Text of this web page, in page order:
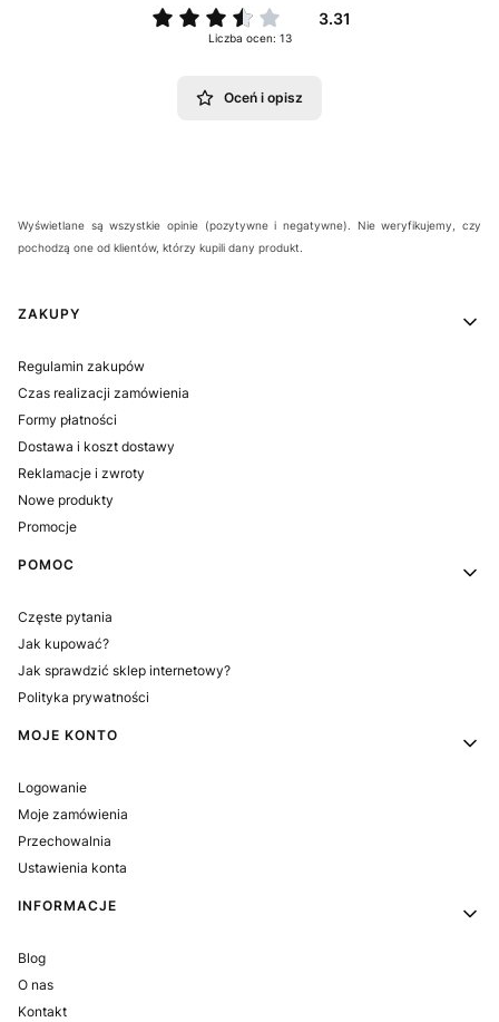
3.31
Liczba ocen: 13
Oceń i opisz
Wyświetlane są wszystkie opinie (pozytywne i negatywne). Nie weryfikujemy, czy
pochodzą one od klientów, którzy kupili dany produkt.
Linki w stopce
ZAKUPY
Regulamin zakupów
Czas realizacji zamówienia
Formy płatności
Dostawa i koszt dostawy
Reklamacje i zwroty
Nowe produkty
Promocje
POMOC
Częste pytania
Jak kupować?
Jak sprawdzić sklep internetowy?
Polityka prywatności
MOJE KONTO
Logowanie
Moje zamówienia
Przechowalnia
Ustawienia konta
INFORMACJE
Blog
O nas
Kontakt